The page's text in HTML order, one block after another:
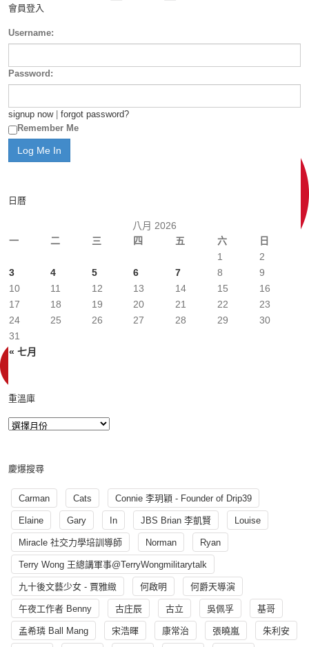
會員登入
Username:
Password:
signup now| forgot password?
Remember Me
日曆
八月 2026
一
二 三 四 五 六 日
« 七月
1
2
3
4 5 6 7 8
9
10
11 12 13 14 15
16
17
18 19 20 21 22
23
24
25 26 27 28 29
30
31
重溫庫
慶爆搜尋
Carman Cats Connie 李玥穎 - Founder of Drip39
Elaine Gary In JBS Brian 李凱賢 Louise
Miracle 社交力學培訓導師 Norman Ryan
Terry Wong 王總講軍事@TerryWongmilitarytalk
九十後文藝少女 - 賈雅緻 何啟明 何爵天導演
午夜工作者 Benny 古庄辰 古立 吳佩孚 基哥
孟希璘 Ball Mang 宋浩暉 康常治 張曉嵐 朱利安